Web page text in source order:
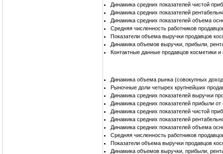
Динамика средних показателей чистой
Динамика средних показателей
Динамика средних показателей объема
Средняя численность работников
Показатели объема выручки продавцов
Динамика объемов выручки, прибыли,
Контактные данные продавцов косметики
Динамика объема рынка (совокупных
Рыночные доли четырех крупнейших
Динамика средних показателей выручки
Динамика средних показателей прибыли
Динамика средних показателей чистой
Динамика средних показателей
Динамика средних показателей объема
Средняя численность работников
Показатели объема выручки продавцов
Динамика объемов выручки, прибыли,